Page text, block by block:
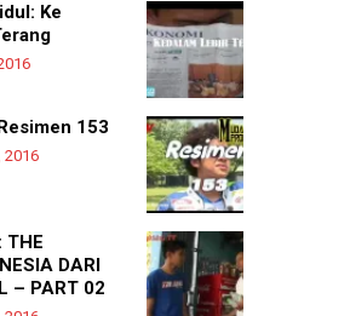
Ke
153
2016
THE
DARI
– PART 02